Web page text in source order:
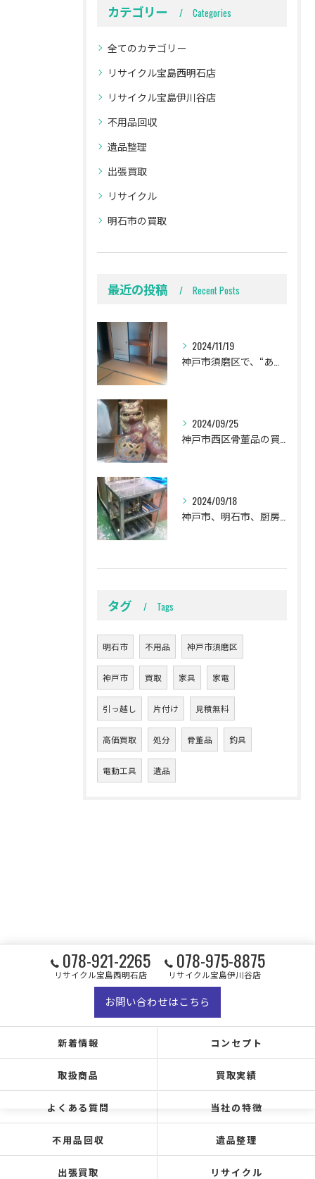
カテゴリー Categories
全てのカテゴリー
リサイクル宝島西明石店
リサイクル宝島伊川谷店
不用品回収
遺品整理
出張買取
リサイクル
明石市の買取
最近の投稿 Recent Posts
2024/11/19
2024/09/25
2024/09/18
タグ Tags
明石市 不用品 神戸市須磨区
神戸市 買取 家具 家電
引っ越し 片付け 見積無料
高価買取 処分 骨董品 釣具
電動工具 遺品
078-921-2265
リサイクル宝島西明石店
078-975-8875
リサイクル宝島伊川谷店
お問い合わせはこちら
新着情報 コンセプト
取扱商品 買取実績
よくある質問 当社の特徴
不用品回収 遺品整理
出張買取 リサイクル